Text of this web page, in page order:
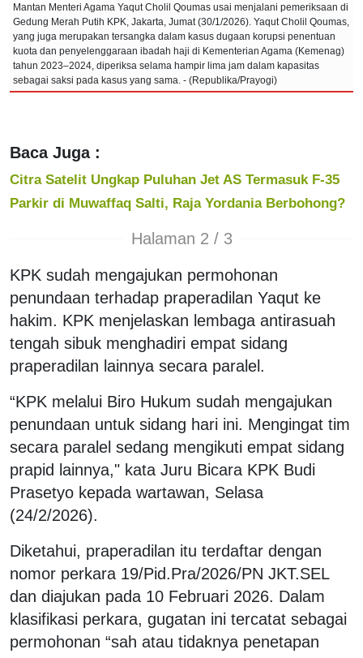
Mantan Menteri Agama Yaqut Cholil Qoumas usai menjalani pemeriksaan di
Gedung Merah Putih KPK, Jakarta, Jumat (30/1/2026). Yaqut Cholil Qoumas,
yang juga merupakan tersangka dalam kasus dugaan korupsi penentuan
kuota dan penyelenggaraan ibadah haji di Kementerian Agama (Kemenag)
tahun 2023–2024, diperiksa selama hampir lima jam dalam kapasitas
sebagai saksi pada kasus yang sama. - (Republika/Prayogi)
Baca Juga :
Citra Satelit Ungkap Puluhan Jet AS Termasuk F-35
Parkir di Muwaffaq Salti, Raja Yordania Berbohong?
Halaman 2 / 3
KPK sudah mengajukan permohonan
penundaan terhadap praperadilan Yaqut ke
hakim. KPK menjelaskan lembaga antirasuah
tengah sibuk menghadiri empat sidang
praperadilan lainnya secara paralel.
“KPK melalui Biro Hukum sudah mengajukan
penundaan untuk sidang hari ini. Mengingat tim
secara paralel sedang mengikuti empat sidang
prapid lainnya," kata Juru Bicara KPK Budi
Prasetyo kepada wartawan, Selasa
(24/2/2026).
Diketahui, praperadilan itu terdaftar dengan
nomor perkara 19/Pid.Pra/2026/PN JKT.SEL
dan diajukan pada 10 Februari 2026. Dalam
klasifikasi perkara, gugatan ini tercatat sebagai
permohonan “sah atau tidaknya penetapan